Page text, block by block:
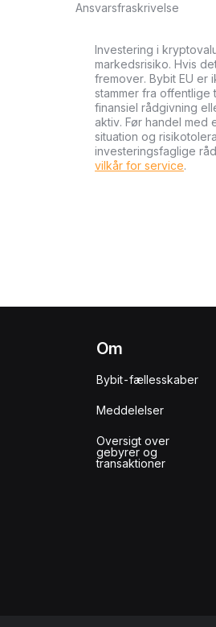
Ansvarsfraskrivelse
Investering i
markedsrisiko. Hvis
fremover. Bybit EU er
stammer fra
finansiel rådgivning
aktiv. Før handel
situation og
investeringsfaglige
vilkår for service.
Om
Bybit-fællesskaber
Meddelelser
Oversigt over
gebyrer og
transaktioner